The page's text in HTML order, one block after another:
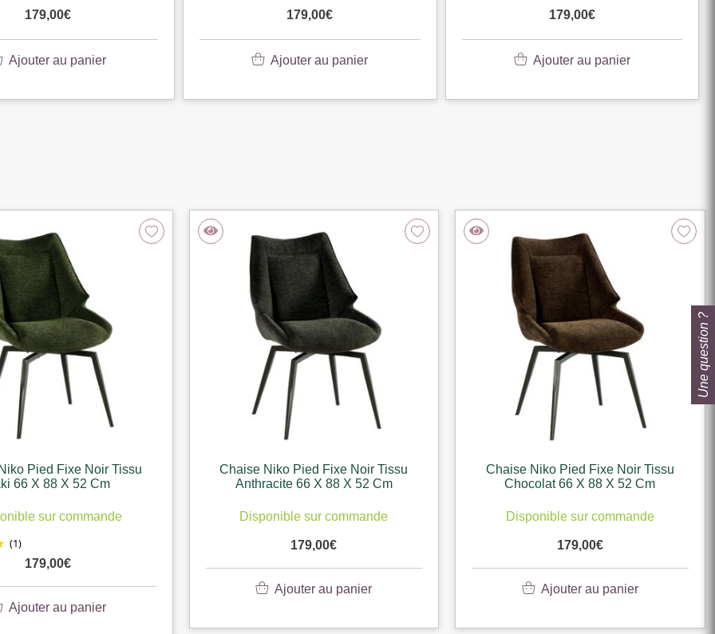
179,00€
Ajouter au panier
179,00€
Ajouter au panier
179,00€
Ajouter au panier
Pied Fixe Noir Tissu
66 X 88 X 52 Cm
sur commande
(1)
179,00€
Ajouter au panier
Chaise Niko Pied Fixe Noir Tissu
Anthracite 66 X 88 X 52 Cm
Disponible sur commande
179,00€
Ajouter au panier
Chaise Niko Pied Fixe Noir Tissu
Chocolat 66 X 88 X 52 Cm
Disponible sur commande
179,00€
Ajouter au panier
Une question ?